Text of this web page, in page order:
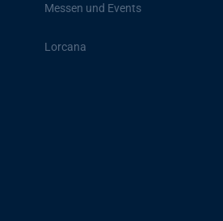
Messen und Events
Lorcana